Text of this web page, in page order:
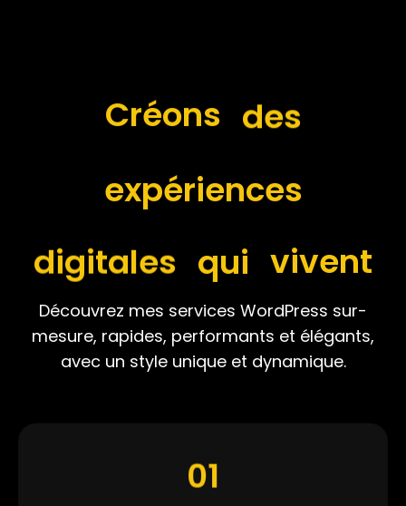
Créons des
expériences
digitales qui vivent
Découvrez mes services WordPress sur-
mesure, rapides, performants et élégants,
avec un style unique et dynamique.
01